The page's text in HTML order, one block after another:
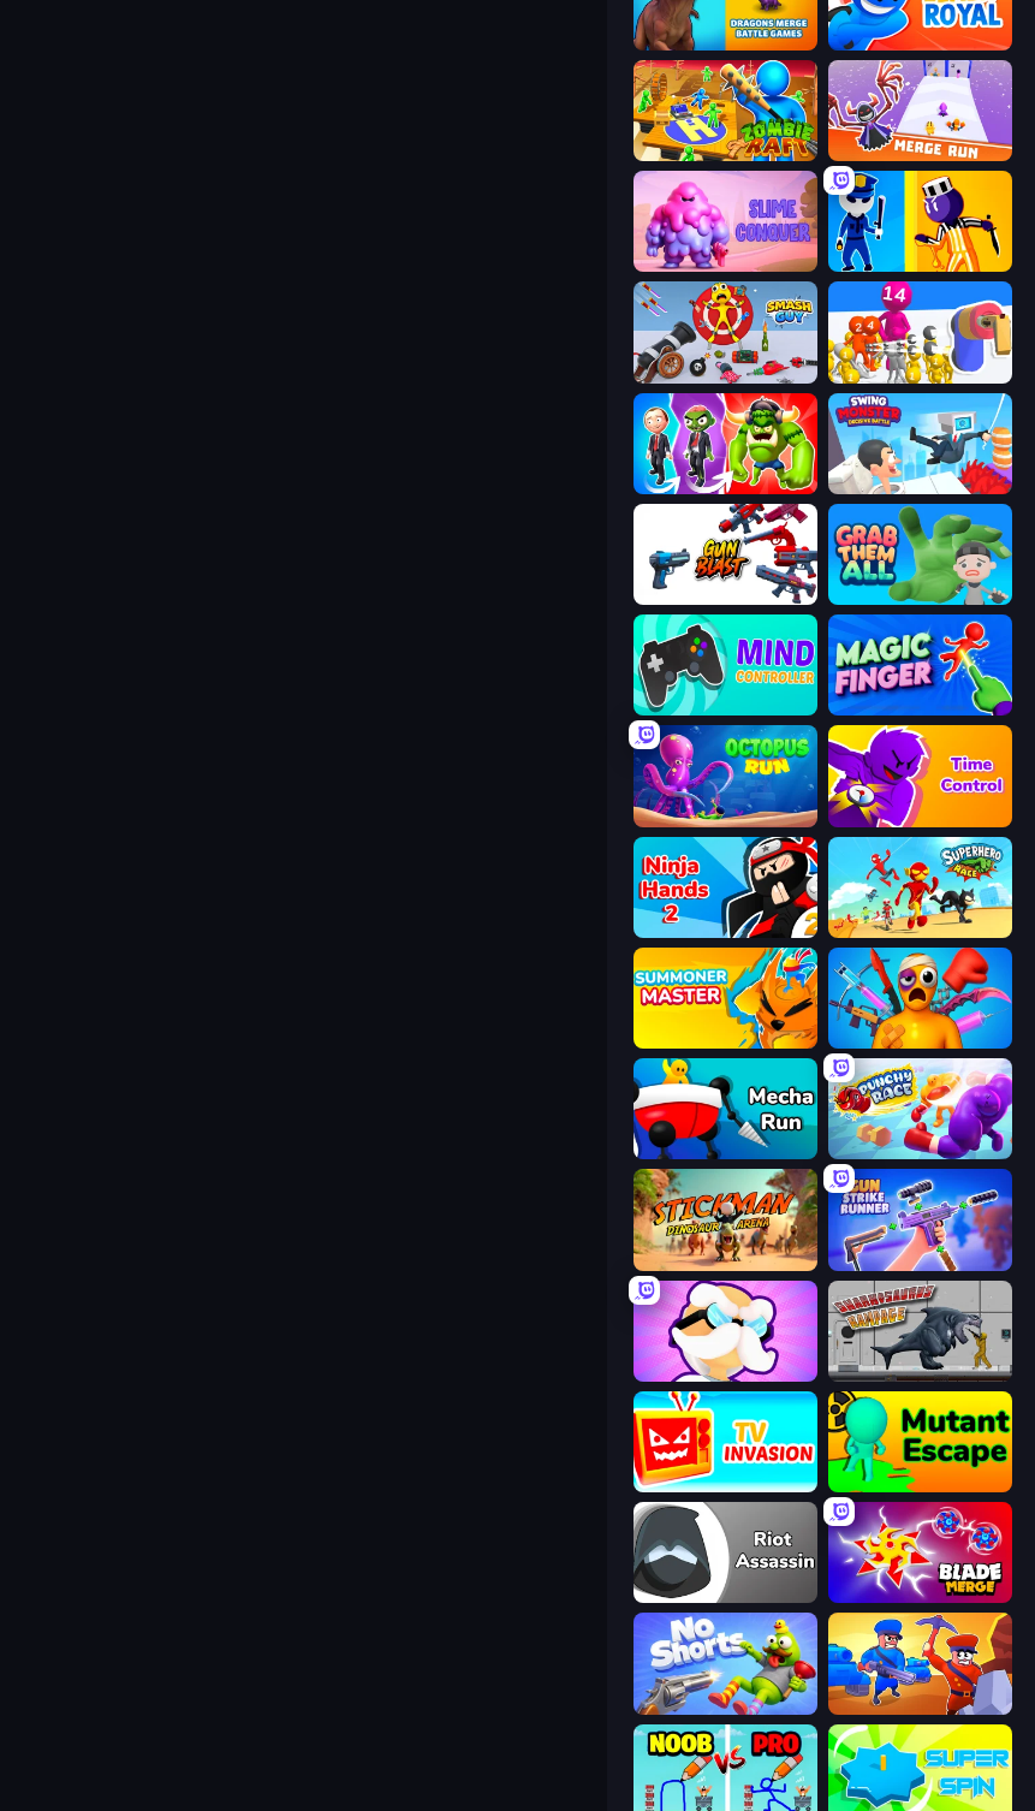
Dragons Merge: Battle Games Slash Royal
Zombie Raft Merge Run
Slime Conquer: Epic Battles
Smash Guy: Ragdoll Punch Hero Shot Blaster
Infection Town of Zombies Swing Monster: Decisive Battle
Grab Them All
Mind Controller Magic Finger 3D
OctopusRun Time Control!
Ninja Hands 2 Superhero Race!
Summoner Master Fun Ragdoll Challenge!
Mecha Run Punchy Race
Stickman: Dinosaur Arena Gun Strike Runner
Mutant Idle Sharkosaurus Rampage
TV Invasion Mutant Escape
Riot Assassin Blade Merge
No Shorts Craft and Battle